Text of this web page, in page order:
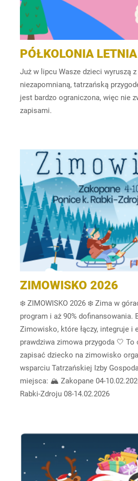
PÓŁKOLONIA
Już w lipcu Wasze dzieci wyruszą
niezapomnianą, tatrzańską
jest bardzo ograniczona, więc nie
zapisami.
ZIMOWISKO 2026
❄️ ZIMOWISKO 2026 ❄️ Zima w
program i aż 90% dofinansowania.
Zimowisko, które łączy, integruje i
prawdziwa zimowa przygoda 🤍
zapisać dziecko na zimowisko
wsparciu Tatrzańskiej Izby
miejsca: 🏔 Zakopane 04-
Rabki-Zdroju 08-14.02.2026